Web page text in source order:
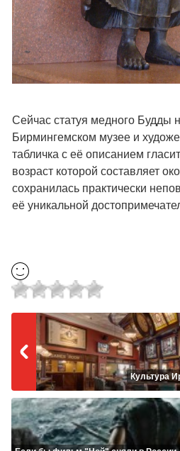
Сейчас статуя медного Будды
Бирмингемском музее и
табличка с её описанием
возраст которой составляет
сохранилась практически
её уникальной
Культура